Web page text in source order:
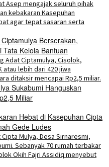
Berserakan,
Kelola Bantuan
Sukabumi Hanguskan
Miliar
Hebat di Kasepuhan Cipta
Gede Ludes